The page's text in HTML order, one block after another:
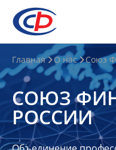
О
нас
О
СФР
Совет
Главная О нас Союз
СОЮЗ
РОССИИ